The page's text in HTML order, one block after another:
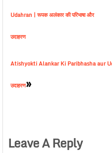
Udahran | रूपक अलंकार की परिभाषा और
उदाहरण
Atishyokti Alankar Ki Paribhasha aur
उदाहरण»
Leave A Reply